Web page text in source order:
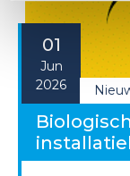
01
Jun
2026